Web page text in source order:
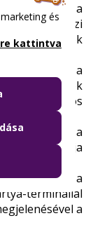
valamint a
mellett végzi
pontok
a
őrök
350 forintos
START és a
vásárolja
megfelelő, a
terminállal
a
és
kattintva